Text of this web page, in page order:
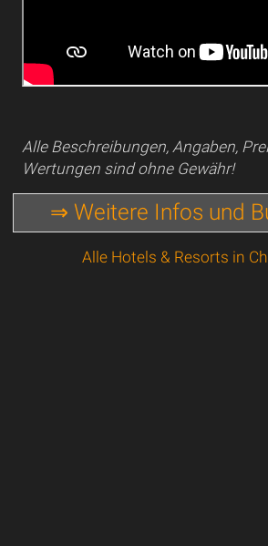
Alle Beschreibungen, Angaben,
Wertungen sind ohne Gewähr!
⇒ Weitere Infos und
Alle Hotels & Resorts in